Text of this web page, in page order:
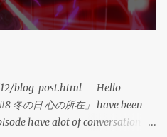
blog-post.html -- Hello
冬の日 心の所在」 have been
have alot of conversation of